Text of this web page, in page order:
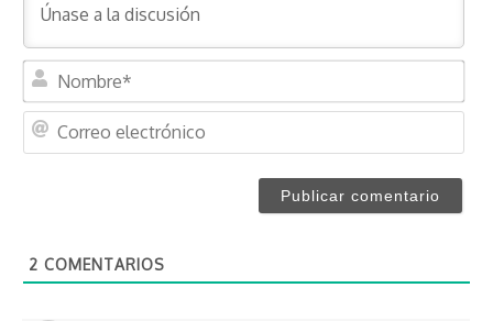
o
m
o
l
2 COMENTARIOS